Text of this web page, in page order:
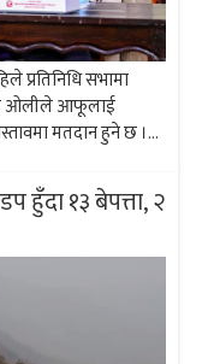
प्रतिनिधि सभामा
ओलीले आफूलाई
मतदान हुने छ ।
हुँदा १३ बेपत्ता, २